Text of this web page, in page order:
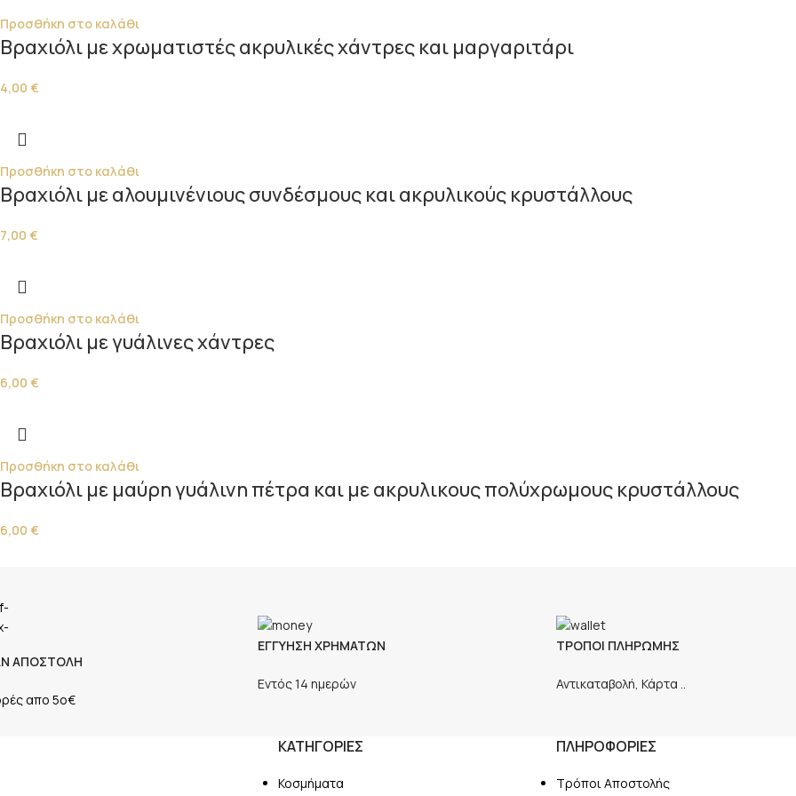
Προσθήκη στο καλάθι
Βραχιόλι με χρωματιστές ακρυλικές χάντρες και μαργαριτάρι
4,00 €
Προσθήκη στο καλάθι
Βραχιόλι με αλουμινένιους συνδέσμους και ακρυλικούς κρυστάλλους
7,00 €
Προσθήκη στο καλάθι
Βραχιόλι με γυάλινες χάντρες
6,00 €
Προσθήκη στο καλάθι
Βραχιόλι με μαύρη γυάλινη πέτρα και με ακρυλικoυς πολύχρωμους κρυστάλλους
6,00 €
ΑΠΟΣΤΟΛΗ
απο 5ο€
ΕΓΓΥΗΣΗ ΧΡΗΜΑΤΩΝ
Εντός 14 ημερών
ΤΡΟΠΟΙ ΠΛΗΡΩΜΗΣ
Αντικαταβολή, Κάρτα ..
ΚΑΤΗΓΟΡΙΕΣ
Κοσμήματα
ΠΛΗΡΟΦΟΡΙΕΣ
Τρόποι Αποστολής